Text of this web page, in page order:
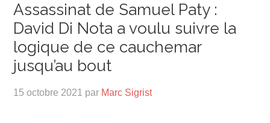
Assassinat de Samuel Paty :
David Di Nota a voulu suivre la
logique de ce cauchemar
jusqu’au bout
15 octobre 2021 par Marc Sigrist